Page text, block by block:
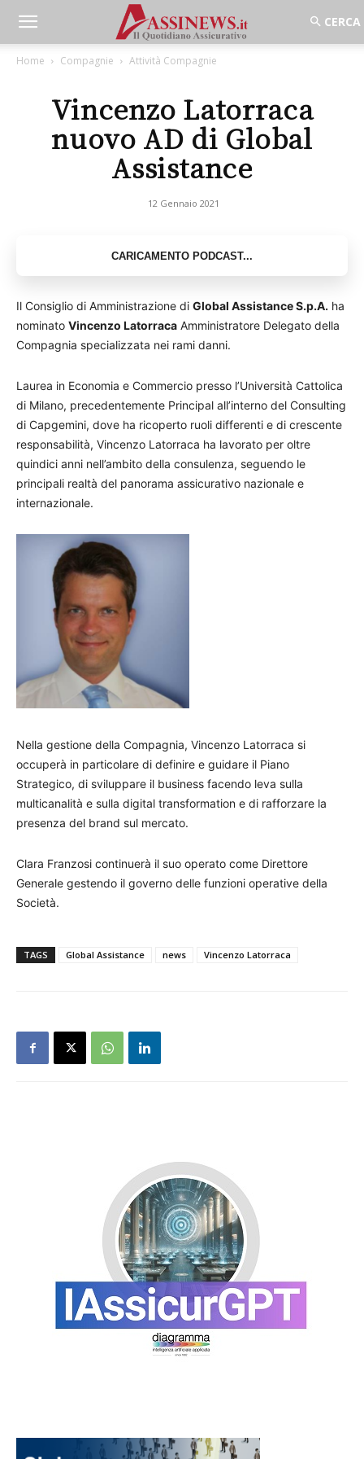
Home Compagnie Attività Compagnie
Vincenzo Latorraca
nuovo AD di Global
Assistance
12 Gennaio 2021
Il Consiglio di Amministrazione di Global Assistance S.p.A. ha
nominato Vincenzo Latorraca Amministratore Delegato della
Compagnia specializzata nei rami danni.
Laurea in Economia e Commercio presso l’Università Cattolica
di Milano, precedentemente Principal all’interno del Consulting
di Capgemini, dove ha ricoperto ruoli differenti e di crescente
responsabilità, Vincenzo Latorraca ha lavorato per oltre
quindici anni nell’ambito della consulenza, seguendo le
principali realtà del panorama assicurativo nazionale e
internazionale.
Nella gestione della Compagnia, Vincenzo Latorraca si
occuperà in particolare di definire e guidare il Piano
Strategico, di sviluppare il business facendo leva sulla
multicanalità e sulla digital transformation e di rafforzare la
presenza del brand sul mercato.
Clara Franzosi continuerà il suo operato come Direttore
Generale gestendo il governo delle funzioni operative della
Società.
TAGS Global Assistance news Vincenzo Latorraca